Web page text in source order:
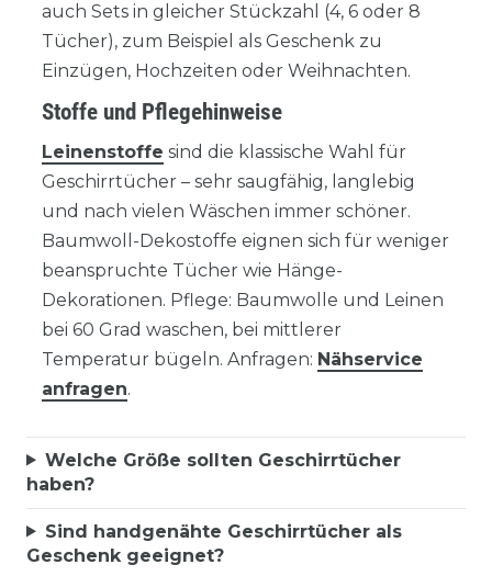
auch Sets in gleicher Stückzahl (4, 6 oder 8
Tücher), zum Beispiel als Geschenk zu
Einzügen, Hochzeiten oder Weihnachten.
Stoffe und Pflegehinweise
Leinenstoffe sind die klassische Wahl für
Geschirrtücher – sehr saugfähig, langlebig
und nach vielen Wäschen immer schöner.
Baumwoll-Dekostoffe eignen sich für weniger
beanspruchte Tücher wie Hänge-
Dekorationen. Pflege: Baumwolle und Leinen
bei 60 Grad waschen, bei mittlerer
Temperatur bügeln. Anfragen: Nähservice
anfragen.
Welche Größe sollten Geschirrtücher
haben?
Sind handgenähte Geschirrtücher als
Geschenk geeignet?